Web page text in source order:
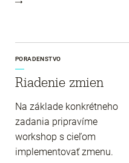
PORADENSTVO
Riadenie zmien
Na základe konkrétneho
zadania pripravíme
workshop s cieľom
implementovať zmenu.